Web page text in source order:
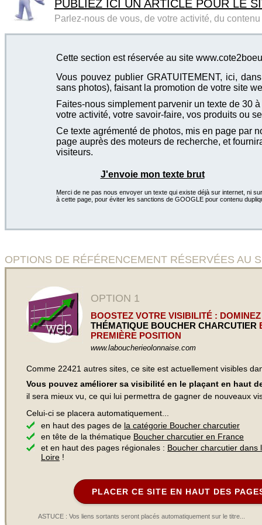
PUBLIEZ ICI UN ARTICLE POUR LE
Parlez-nous de vous, de votre activité, du
Cette section est réservée au site
Vous pouvez publier GRATUITEMENT, ici,
sans photos), faisant la promotion de votre site
Faites-nous simplement parvenir un texte de 30
votre activité, votre savoir-faire, vos produits ou
Ce texte agrémenté de photos, mis en page par
page auprès des moteurs de recherche, et
visiteurs.
J'envoie mon texte brut
Merci de ne pas nous envoyer un texte qui existe déjà sur internet, ni
à cette page, pour éviter les sanctions de GOOGLE pour contenu
OPTIONS DE RÉFÉRENCEMENT RÉSERVÉES AU
OPTION 1
BOOSTEZ VOTRE VISIBILITÉ :
THÉMATIQUE BOUCHER CHARCUTIER
PREMIÈRE POSITION
www.laboucherieolonnaise.com
Comme 22421 autres sites, ce site est actuellement visibles
Vous pouvez améliorer sa visibilité en le plaçant en haut
il sera mieux vu, ce qui lui permettra de gagner de nouveaux
Celui-ci se placera automatiquement...
en haut des pages de la catégorie Boucher charcutier
en tête de la thématique Boucher charcutier en France
et en haut des pages régionales : Boucher charcutier dans
Loire !
PLACER CE SITE EN HAUT DES
ASTUCE : Vos liens sortants seront placés automatiquement sur le titre...